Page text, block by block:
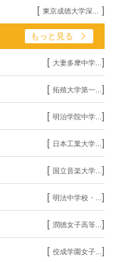
[ 東京成徳大学深... ]
もっと見る
[ 大妻多摩中学... ]
[ 拓殖大学第一... ]
[ 明治学院中学... ]
[ 日本工業大学... ]
[ 国立音楽大学... ]
[ 明法中学校・... ]
[ 潤徳女子高等... ]
[ 佼成学園女子... ]